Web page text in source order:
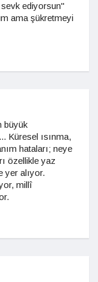
ediyorsun"
ama şükretmeyi
büyük
Küresel ısınma,
hataları; neye
özellikle yaz
yer alıyor.
millî